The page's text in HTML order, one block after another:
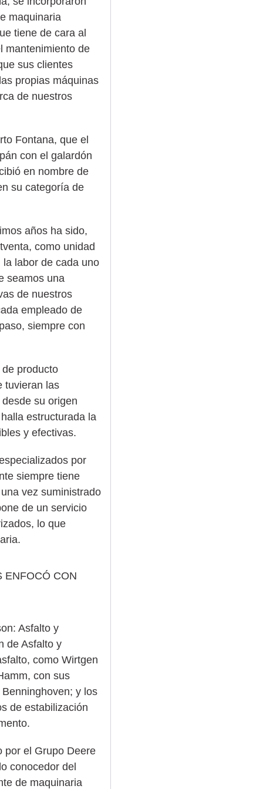
maquinaria
tiene de cara al
mantenimiento de
sus clientes
propias máquinas
de nuestros
Fontana, que el
con el galardón
en nombre de
su categoría de
años ha sido,
como unidad
labor de cada uno
seamos una
de nuestros
empleado de
siempre con
producto
tuvieran las
su origen
estructurada la
y efectivas.
por
siempre tiene
vez suministrado
de un servicio
lo que
ENFOCÓ CON
Asfalto y
de Asfalto y
como Wirtgen
con sus
y los
de estabilización
por el Grupo Deere
conocedor del
de maquinaria